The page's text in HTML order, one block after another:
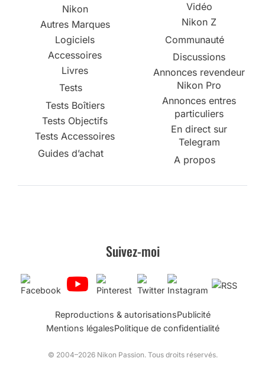
Nikon
Autres Marques
Logiciels
Accessoires
Livres
Tests
Tests Boîtiers
Tests Objectifs
Tests Accessoires
Guides d’achat
Vidéo
Nikon Z
Communauté
Discussions
Annonces revendeur
Nikon Pro
Annonces entres
particuliers
En direct sur
Telegram
A propos
Suivez-moi
Reproductions & autorisationsPublicité
Mentions légalesPolitique de confidentialité
© 2004–2026 Nikon Passion. Tous droits réservés.